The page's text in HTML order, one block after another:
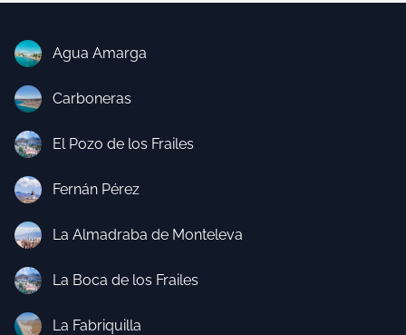
Agua Amarga
Carboneras
El Pozo de los Frailes
Fernán Pérez
La Almadraba de Monteleva
La Boca de los Frailes
La Fabriquilla